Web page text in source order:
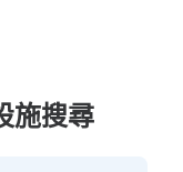
施搜尋